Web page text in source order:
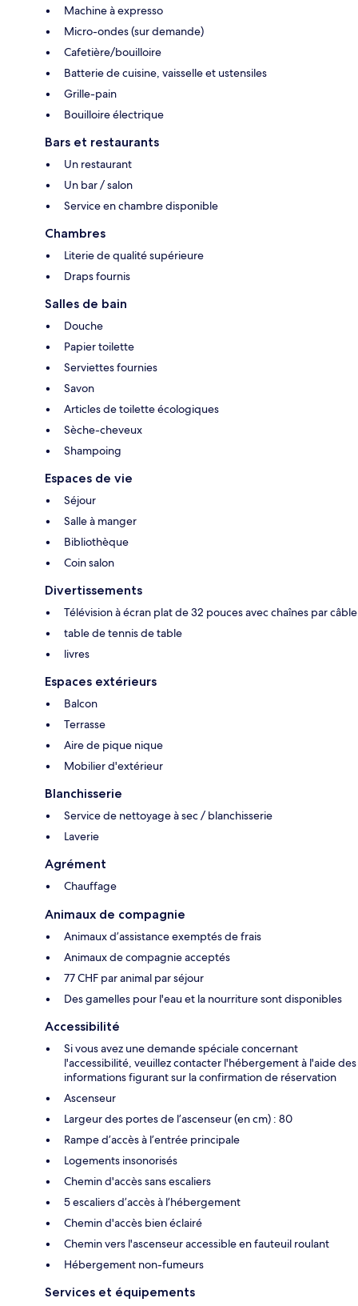
Machine à expresso
Micro-ondes (sur demande)
Cafetière/bouilloire
Batterie de cuisine, vaisselle et ustensiles
Grille-pain
Bouilloire électrique
Bars et restaurants
Un restaurant
Un bar / salon
Service en chambre disponible
Chambres
Literie de qualité supérieure
Draps fournis
Salles de bain
Douche
Papier toilette
Serviettes fournies
Savon
Articles de toilette écologiques
Sèche-cheveux
Shampoing
Espaces de vie
Séjour
Salle à manger
Bibliothèque
Coin salon
Divertissements
Télévision à écran plat de 32 pouces avec chaînes par câble
table de tennis de table
livres
Espaces extérieurs
Balcon
Terrasse
Aire de pique nique
Mobilier d'extérieur
Blanchisserie
Service de nettoyage à sec / blanchisserie
Laverie
Agrément
Chauffage
Animaux de compagnie
Animaux d’assistance exemptés de frais
Animaux de compagnie acceptés
77 CHF par animal par séjour
Des gamelles pour l'eau et la nourriture sont disponibles
Accessibilité
Si vous avez une demande spéciale concernant
l'accessibilité, veuillez contacter l'hébergement à l'aide des
informations figurant sur la confirmation de réservation
Ascenseur
Largeur des portes de l’ascenseur (en cm) : 80
Rampe d’accès à l’entrée principale
Logements insonorisés
Chemin d'accès sans escaliers
5 escaliers d’accès à l’hébergement
Chemin d'accès bien éclairé
Chemin vers l'ascenseur accessible en fauteuil roulant
Hébergement non-fumeurs
Services et équipements